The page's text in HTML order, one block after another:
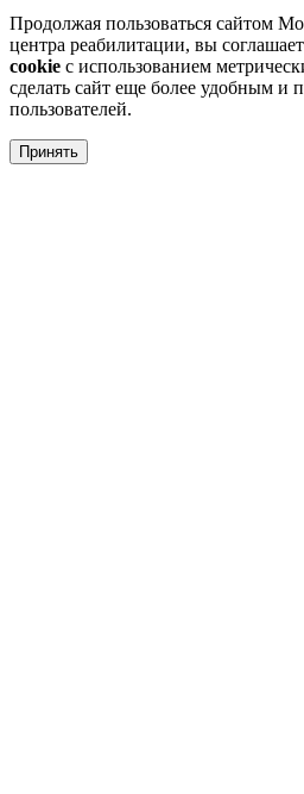
Продолжая пользоваться сайтом
центра реабилитации, вы
cookie с использованием
сделать сайт еще более удобным и
пользователей.
Принять